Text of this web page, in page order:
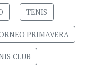
TENIS
PRIMAVERA
CLUB